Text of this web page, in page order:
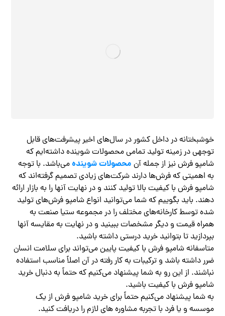
خوشبختانه در داخل کشور در سال‌های اخیر پیشرفت‌های قابل
توجهی در زمینه تولید تمامی محصولات شوینده داشته‌ایم که
شامپو فرش نیز از جمله آن محصولات شویندهمی‌باشد. با توجه
به اهمیتی که فرش‌ها دارند شرکت‌های زیادی تصمیم گرفته‌اند که
شامپو فرش با کیفیت بالا تولید کنند و در نهایت آنها را به بازار ارائه
دهند. باید بگوییم که شما می‌توانید انواع شامپو فرش‌های تولید
شده توسط کارخانه‌های مختلف را در مجموعه ستیا صنعت به
همراه قیمت و دیگر مشخصات ببینید و در نهایت به مقایسه آنها
بپردازید تا بتوانید خرید درستی داشته باشید.
متاسفانه شامپو فرش با کیفیت پایین می‌تواند برای سلامت انسان
ضرر داشته باشد و ترکیبات به کار رفته در آن اصلاً مناسب استفاده
نباشند. از این رو به شما پیشنهاد می‌کنیم که حتماً به دنبال خرید
شامپو فرش با کیفیت باشید.
به شما پیشنهاد می‌کنیم حتماً برای خرید شامپو فرش از یک
موسسه و یا فرد با تجربه مشاوره های لازم را دریافت کنید.